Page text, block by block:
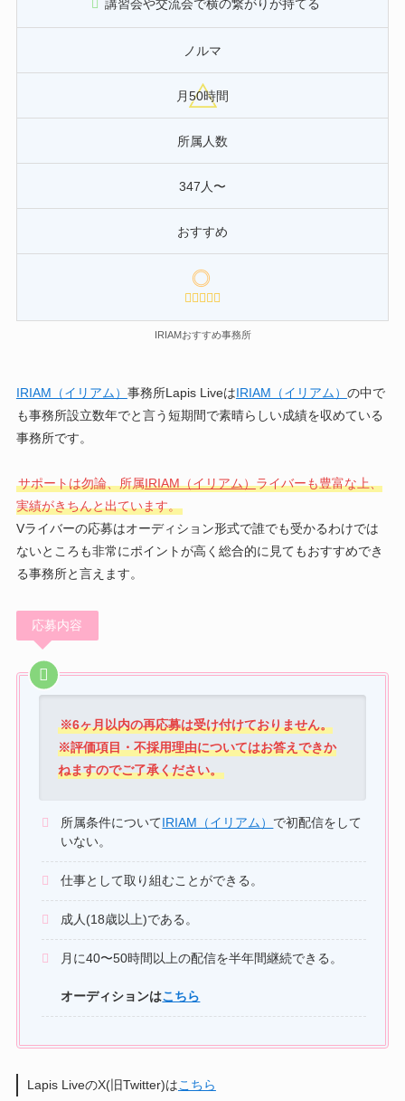
講習会や交流会で横の繋がりが持てる
ノルマ
月50時間
所属人数
347人〜
おすすめ
IRIAMおすすめ事務所
IRIAM（イリアム） 事務所Lapis LiveはIRIAM（イリアム） の中で
も事務所設立数年でと言う短期間で素晴らしい成績を収めている
事務所です。
サポートは勿論、所属IRIAM（イリアム）ライバーも豊富な上、
実績がきちんと出ています。
Vライバーの応募はオーディション形式で誰でも受かるわけでは
ないところも非常にポイントが高く総合的に見てもおすすめでき
る事務所と言えます。
応募内容
※6ヶ月以内の再応募は受け付けておりません。
※評価項目・不採用理由についてはお答えできか
ねますのでご了承ください。
所属条件についてIRIAM（イリアム） で初配信をして
いない。
仕事として取り組むことができる。
成人(18歳以上)である。
月に40〜50時間以上の配信を半年間継続できる。
オーディションはこちら
Lapis LiveのX(旧Twitter)はこちら